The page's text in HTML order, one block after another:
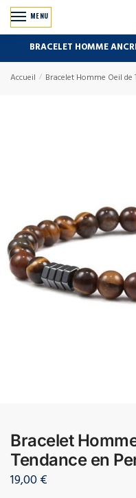
MENU
BRACELET HOMME
Accueil / Bracelet Homme Oeil de
Bracelet
Tendance en
19,00€